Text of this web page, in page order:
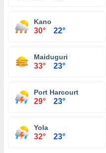
Kano
30° 22°
Maiduguri
33° 23°
Port Harcourt
29° 23°
Yola
32° 23°